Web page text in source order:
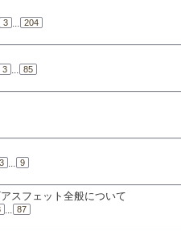
3 ... 204
3 ... 85
3 ... 9
スフェット全般について
... 87